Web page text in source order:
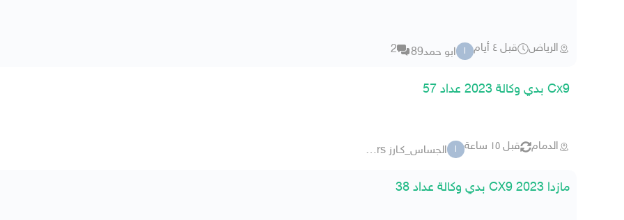
الرياض قبل ٤ أيام ا ابو حمد89 2
Cx9 بدي وكالة 2023 عداد 57
الدمام قبل ١٥ ساعة ا الجساس_كـارز aljassas_cars
مازدا 2023 CX9 بدي وكالة عداد 38